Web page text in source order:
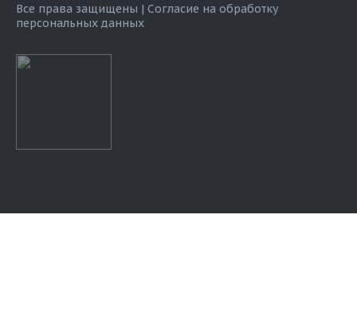
Все права защищены | Согласие на обработку
персональных данных